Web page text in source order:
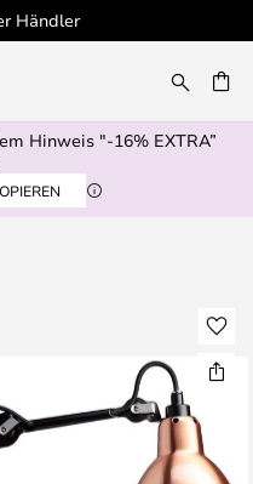
Händler
Hinweis "-16% EXTRA”